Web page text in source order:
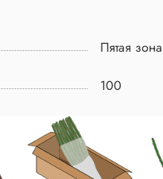
Пятая зона
100